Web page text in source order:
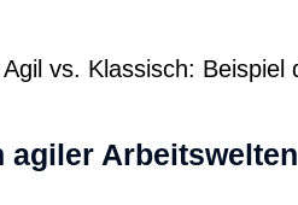
Agil vs. Klassisch: Beispiel
agiler Arbeitswelten